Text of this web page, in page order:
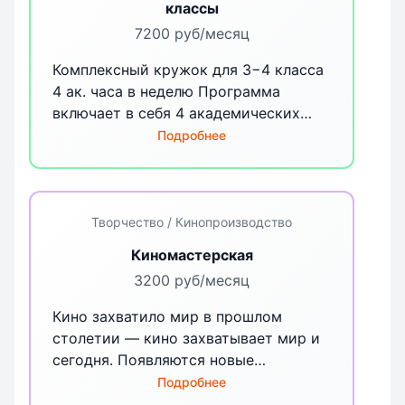
кружке помогут на начальном этапе
тем, кто планирует поступать на IT-
направление.
классы
7200 руб/месяц
Комплексный кружок для 3−4 класса
4 ак. часа в неделю Программа
включает в себя 4 академических
часа 1 раз в неделю: Русский язык (1
вступительным испытаниям ЛНМО.
Подробнее
Творчество / Кинопроизводство
Киномастерская
3200 руб/месяц
Кино захватило мир в прошлом
столетии — кино захватывает мир и
сегодня. Появляются новые
технические возможности, эффекты,
Подробнее